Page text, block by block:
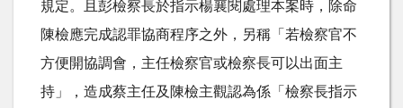
規定。且彭檢察長於指示楊襄閱處理本案時，除命
陳檢應完成認罪協商程序之外，另稱「若檢察官不
方便開協調會，主任檢察官或檢察長可以出面主
持」，造成蔡主任及陳檢主觀認為係「檢察長指示